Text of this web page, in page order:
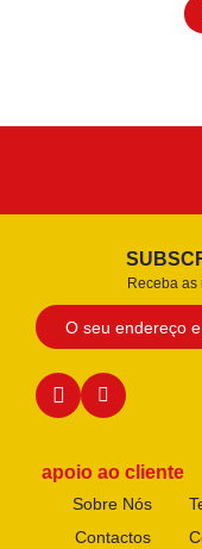
Receba
apoio ao cliente
Sobre Nós
Contactos